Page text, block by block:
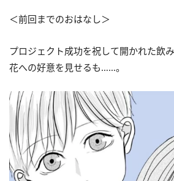
＜前回までのおはなし＞
プロジェクト成功を祝して開かれた飲
花への好意を見せるも……。